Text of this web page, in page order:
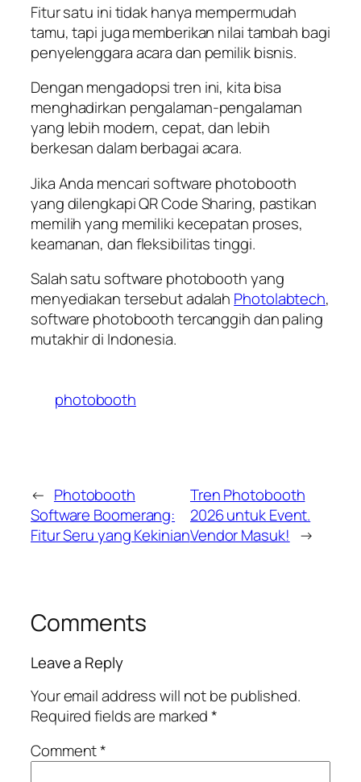
Fitur satu ini tidak hanya mempermudah
tamu, tapi juga memberikan nilai tambah bagi
penyelenggara acara dan pemilik bisnis.
Dengan mengadopsi tren ini, kita bisa
menghadirkan pengalaman-pengalaman
yang lebih modern, cepat, dan lebih
berkesan dalam berbagai acara.
Jika Anda mencari software photobooth
yang dilengkapi QR Code Sharing, pastikan
memilih yang memiliki kecepatan proses,
keamanan, dan fleksibilitas tinggi.
Salah satu software photobooth yang
menyediakan tersebut adalah Photolabtech,
software photobooth tercanggih dan paling
mutakhir di Indonesia.
photobooth
← Photobooth
Software Boomerang:
Fitur Seru yang Kekinian
Tren Photobooth
2026 untuk Event.
Vendor Masuk! →
Comments
Leave a Reply
Your email address will not be published.
Required fields are marked*
Comment*